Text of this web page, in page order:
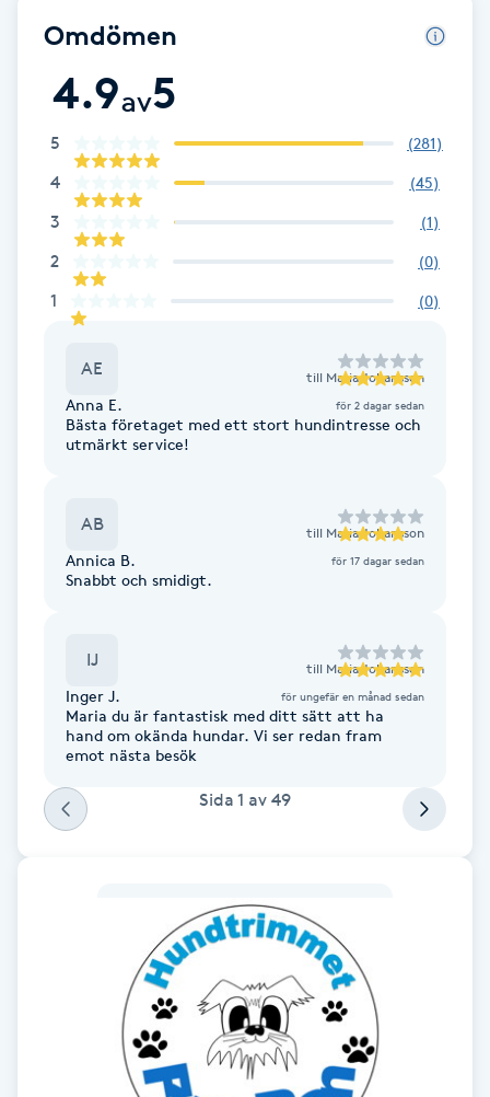
Extensions borttagning
Eyeliner-tatuering
Face framing
Faceliftmassage
Fet hårbotten
Fibromassage
Fotmassage
Fotvård
Fransar
Fransborttagning
Fransförlängning Megavolym
Fransförlängning Volym
Omdömen
4.9av5
5 (281)
4 (45)
3 (1)
2 (0)
1 (0)
AE till Maria Johansson
Anna E. för 2 dagar sedan
Bästa företaget med ett stort hundintresse och
utmärkt service!
AB till Maria Johansson
Annica B. för 17 dagar sedan
Snabbt och smidigt.
IJ till Maria Johansson
Inger J. för ungefär en månad sedan
Maria du är fantastisk med ditt sätt att ha
hand om okända hundar. Vi ser redan fram
emot nästa besök
Sida 1 av 49